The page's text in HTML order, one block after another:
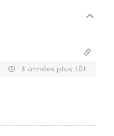
3 années plus tôt